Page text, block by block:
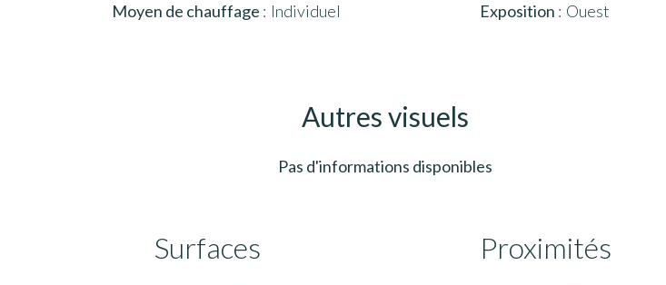
Moyen de chauffage Individuel Exposition Ouest
Autres visuels
Pas d'informations disponibles
Surfaces Proximités